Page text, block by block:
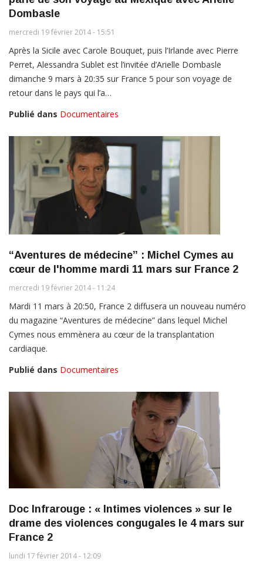
Dombasle
mercredi 19 février 2014 - 15:51
Après la Sicile avec Carole Bouquet, puis l’Irlande avec Pierre
Perret, Alessandra Sublet est l’invitée d’Arielle Dombasle
dimanche 9 mars à 20:35 sur France 5 pour son voyage de
retour dans le pays qui l’a…
Publié dans Documentaires
“Aventures de médecine” : Michel Cymes au
cœur de l'homme mardi 11 mars sur France 2
mercredi 19 février 2014 - 11:24
Mardi 11 mars à 20:50, France 2 diffusera un nouveau numéro
du magazine “Aventures de médecine” dans lequel Michel
Cymes nous emmènera au cœur de la transplantation
cardiaque.
Publié dans Documentaires
Doc Infrarouge : « Intimes violences » sur le
drame des violences congugales le 4 mars sur
France 2
lundi 17 février 2014 - 12:09